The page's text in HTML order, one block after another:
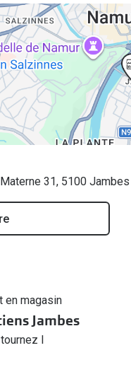
31, 5100 Jambes
en magasin
Jambes
l